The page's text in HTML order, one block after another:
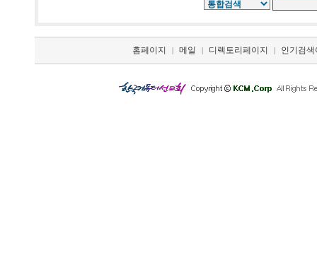
홈페이지 | 메일 | 디렉토리페이지 | 인기검색